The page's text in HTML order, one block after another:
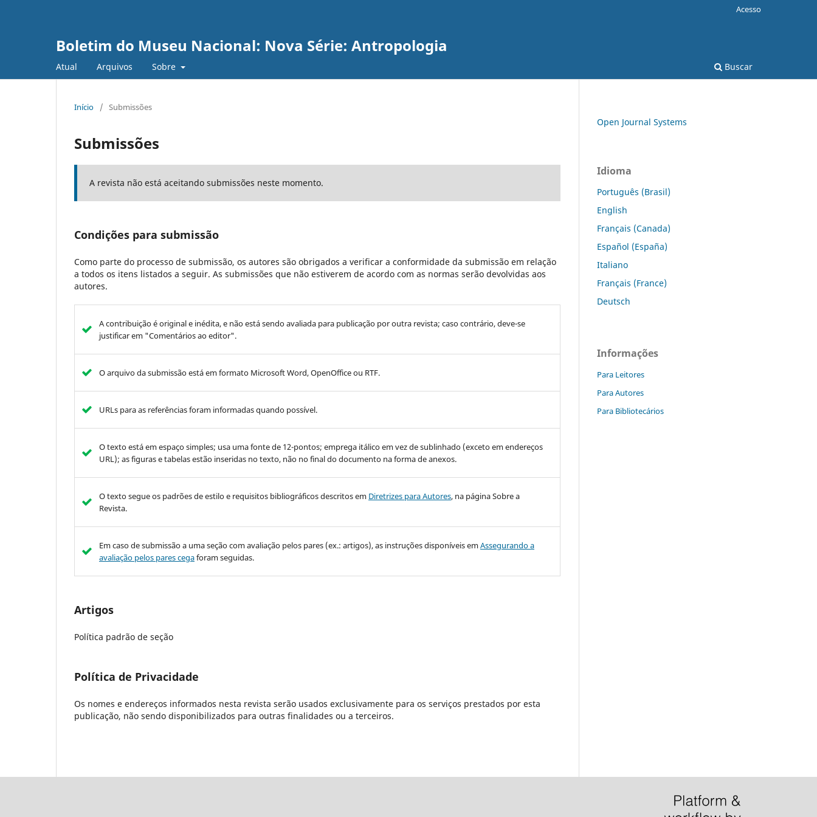
Boletim do Museu Nacional: Nova Série: Antropologia
Atual Arquivos Sobre Buscar
Acesso
Início / Submissões
Submissões
A revista não está aceitando submissões neste momento.
Condições para submissão
Como parte do processo de submissão, os autores são obrigados a verificar a conformidade da submissão em relação
a todos os itens listados a seguir. As submissões que não estiverem de acordo com as normas serão devolvidas aos
autores.
A contribuição é original e inédita, e não está sendo avaliada para publicação por outra revista; caso contrário, deve-se
justificar em "Comentários ao editor".
O arquivo da submissão está em formato Microsoft Word, OpenOffice ou RTF.
URLs para as referências foram informadas quando possível.
O texto está em espaço simples; usa uma fonte de 12-pontos; emprega itálico em vez de sublinhado (exceto em endereços
URL); as figuras e tabelas estão inseridas no texto, não no final do documento na forma de anexos.
O texto segue os padrões de estilo e requisitos bibliográficos descritos em Diretrizes para Autores, na página Sobre a
Revista.
Em caso de submissão a uma seção com avaliação pelos pares (ex.: artigos), as instruções disponíveis emAssegurando a
avaliação pelos pares cegaforam seguidas.
Artigos
Política padrão de seção
Política de Privacidade
Os nomes e endereços informados nesta revista serão usados exclusivamente para os serviços prestados por esta
publicação, não sendo disponibilizados para outras finalidades ou a terceiros.
Open Journal Systems
Idioma
Português (Brasil)
English
Français (Canada)
Español (España)
Italiano
Français (France)
Deutsch
Informações
Para Leitores
Para Autores
Para Bibliotecários